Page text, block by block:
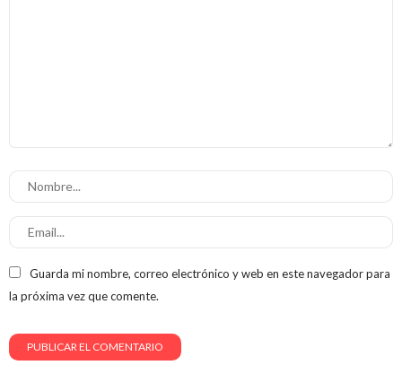
Guarda mi nombre, correo electrónico y web en este navegador para
la próxima vez que comente.